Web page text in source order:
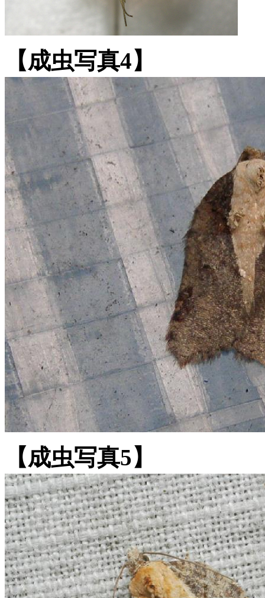
【成虫写真4】
【成虫写真5】